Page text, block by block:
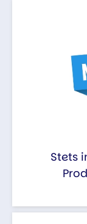
Stets